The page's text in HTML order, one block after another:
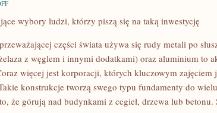
ON
TO
CIEKAWE
LUDZI,
KTÓRZY
SIĘ
NA
TAKĄ
INWESTYCJĘ
wybory ludzi, którzy piszą się na taką inwestycję
części świata używa się rudy metali po
z węglem i innymi dodatkami) oraz aluminium to
więcej jest korporacji, których kluczowym
konstrukcje tworzą swego typu fundamenty do
że górują nad budynkami z cegieł, drzewa lub betonu.